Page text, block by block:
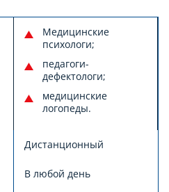
Медицинские
психологи;
педагоги-
дефектологи;
медицинские
логопеды.
Дистанционный
В любой день